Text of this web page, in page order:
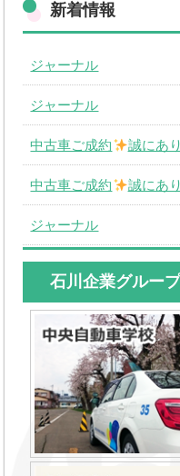
新着情報
ジャーナル
ジャーナル
中古車ご成約 誠にあ
中古車ご成約 誠にあ
ジャーナル
石川企業グルー